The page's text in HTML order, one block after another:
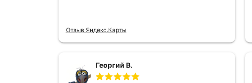
Отзыв Яндекс.Карты
Георгий В.